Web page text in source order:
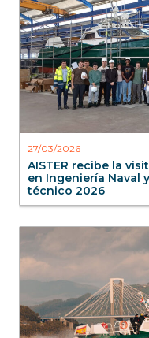
27/03/2026
AISTER recibe la
en Ingeniería Naval
técnico 2026
Interceptoras